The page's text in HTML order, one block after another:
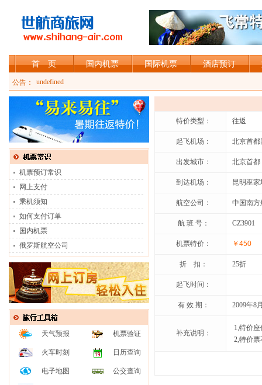
首 页 国内机票 国际机票 酒店预订
公告：
加入shihang-air会员，可享受会员折扣
机票预订常识
网上支付
乘机须知
如何支付订单
国内机票
俄罗斯航空公司
天气预报 机票验证
火车时刻 日历查询
电子地图 公交查询
特价类型： 往返
起飞机场： 北京首都
出发城市： 北京首都
到达机场： 昆明巫
航空公司： 中国南方
航 班 号： CZ3901
机票特价： ￥450
折 扣： 25折
起飞时间：
有 效 期： 2009年8
补充说明：
1,特价
2,特价